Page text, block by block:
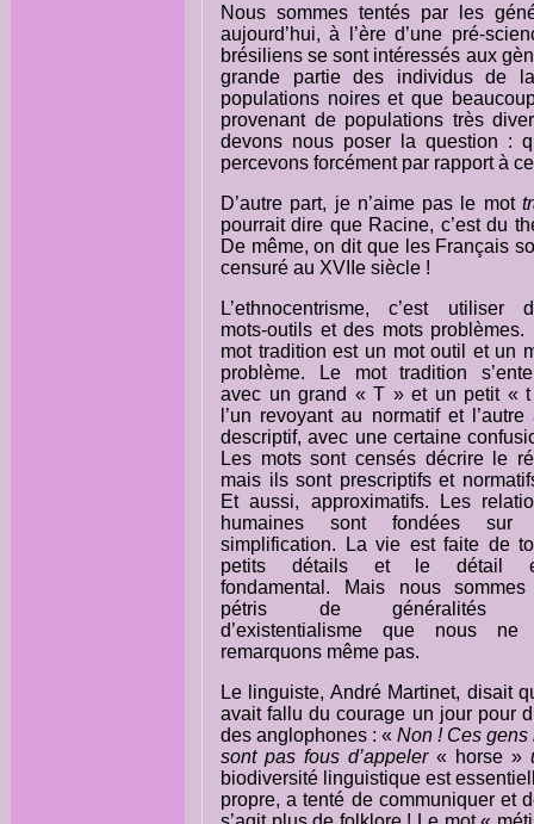
Nous sommes tentés par les
aujourd’hui, à l’ère d’une pré-
brésiliens se sont intéressés aux
grande partie des individus de
populations noires et que
provenant de populations très
devons nous poser la question :
percevons forcément par rapport à
D’autre part, je n’aime pas le mot
pourrait dire que Racine, c’est du
De même, on dit que les Français
censuré au XVIIe siècle !
L’ethnocentrisme, c’est utiliser
mots-outils et des mots problèmes.
mot tradition est un mot outil et un
problème. Le mot tradition
avec un grand « T » et un petit «
l’un revoyant au normatif et l’autre
descriptif, avec une certaine
Les mots sont censés décrire le
mais ils sont prescriptifs et
Et aussi, approximatifs. Les
humaines sont fondées sur
simplification. La vie est faite de
petits détails et le détail
fondamental. Mais nous
pétris de généralités
d’existentialisme que nous ne
remarquons même pas.
Le linguiste, André Martinet, disait
avait fallu du courage un jour pour
des anglophones : « Non ! Ces gens
sont pas fous d’appeler« horse »
biodiversité linguistique est
propre, a tenté de communiquer et